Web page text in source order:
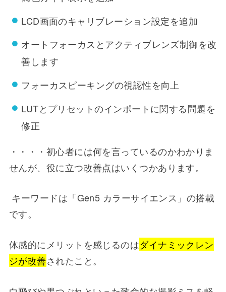
LCD画面のキャリブレーション設定を追加
オートフォーカスとアクティブレンズ制御を改
善します
フォーカスピーキングの視認性を向上
LUTとプリセットのインポートに関する問題を
修正
・・・・初心者には何を言っているのかわかりま
せんが、役に立つ改善点はいくつかあります。
キーワードは「Gen5 カラーサイエンス」の搭載
です。
体感的にメリットを感じるのはダイナミックレン
ジが改善されたこと。